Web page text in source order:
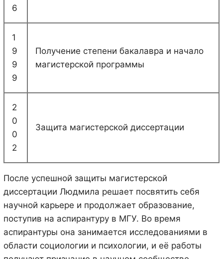
6
1
9
9
9
Получение степени бакалавра и начало
магистерской программы
2
0
0
2
Защита магистерской диссертации
После успешной защиты магистерской
диссертации Людмила решает посвятить себя
научной карьере и продолжает образование,
поступив на аспирантуру в МГУ. Во время
аспирантуры она занимается исследованиями в
области социологии и психологии, и её работы